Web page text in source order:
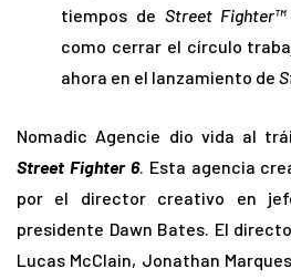
tiempos de Street
como cerrar el círculo
ahora en el lanzamiento de
Nomadic Agencie dio vida al
Street Fighter 6. Esta agencia
por el director creativo en
presidente Dawn Bates. El
Lucas McClain, Jonathan